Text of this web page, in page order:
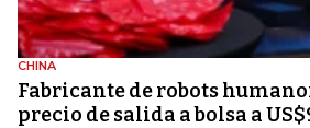
CHINA
Fabricante de robots
precio de salida a bolsa a